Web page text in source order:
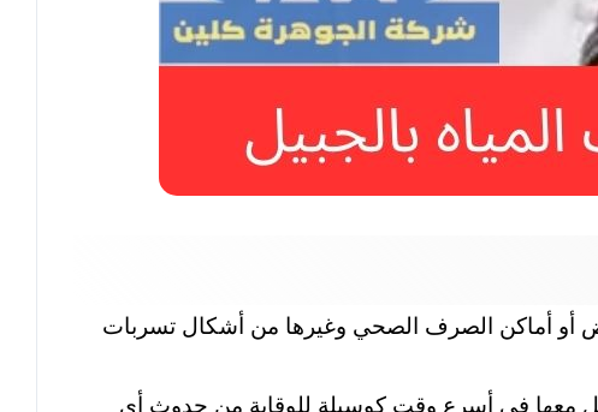
أو أماكن الصرف الصحي وغيرها من أشكال تسربات
معها في أسرع وقت كوسيلة للوقاية من حدوث أي